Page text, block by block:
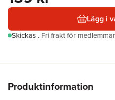
Lägg i
Skickas . Fri frakt för
Produktinformation